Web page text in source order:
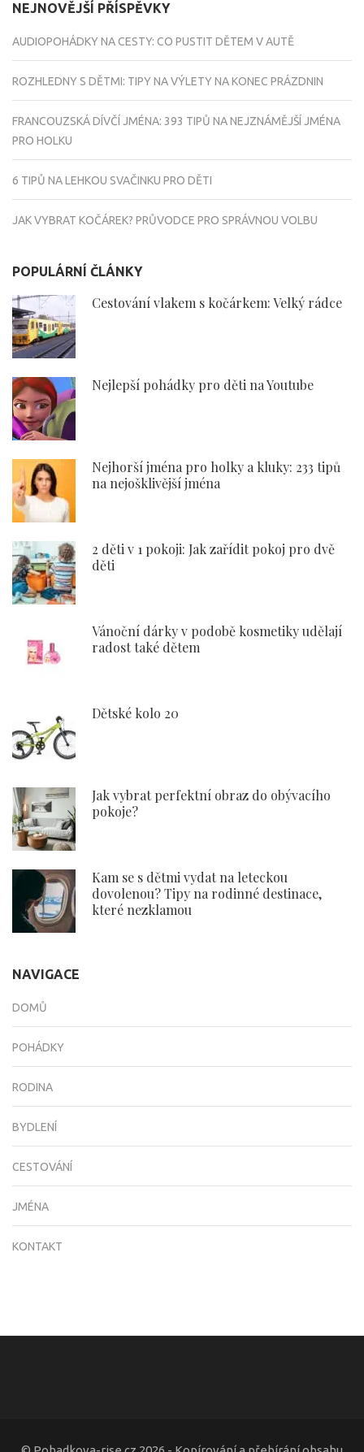
NEJNOVĚJŠÍ PŘÍSPĚVKY
AUDIOPOHÁDKY NA CESTY: CO PUSTIT DĚTEM V AUTĚ
ROZHLEDNY S DĚTMI: TIPY NA VÝLETY NA KONEC PRÁZDNIN
FRANCOUZSKÁ DÍVČÍ JMÉNA: 393 TIPŮ NA NEJZNÁMĚJŠÍ JMÉNA
PRO HOLKU
6 TIPŮ NA LEHKOU SVAČINKU PRO DĚTI
JAK VYBRAT KOČÁREK? PRŮVODCE PRO SPRÁVNOU VOLBU
POPULÁRNÍ ČLÁNKY
Cestování vlakem s kočárkem: Velký rádce
Nejlepší pohádky pro děti na Youtube
Nejhorší jména pro holky a kluky: 233 tipů
na nejošklivější jména
2 děti v 1 pokoji: Jak zařídit pokoj pro dvě
děti
Vánoční dárky v podobě kosmetiky udělají
radost také dětem
Dětské kolo 20
Jak vybrat perfektní obraz do obývacího
pokoje?
Kam se s dětmi vydat na leteckou
dovolenou? Tipy na rodinné destinace,
které nezklamou
NAVIGACE
DOMŮ
POHÁDKY
RODINA
BYDLENÍ
CESTOVÁNÍ
JMÉNA
KONTAKT